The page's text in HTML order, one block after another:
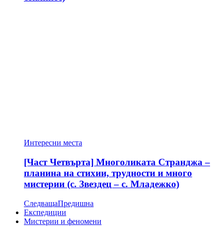
Интересни места
[Част Четвърта] Многоликата Странджа –
планина на стихии, трудности и много
мистерии (с. Звездец – с. Младежко)
СледващаПредишна
Експедиции
Мистерии и феномени